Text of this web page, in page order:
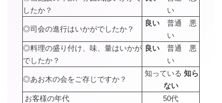
したか？
い
◎司会の進行はいかがでしたか？
良い 普通 悪
い
◎料理の盛り付け、味、量はいかが
でしたか？
良い 普通 悪
い
◎あお木の会をご存じですか？
知っている 知ら
ない
お客様の年代
50代